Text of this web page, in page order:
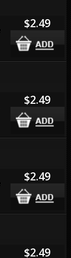
$2.49
$2.49
$2.49
$2.49